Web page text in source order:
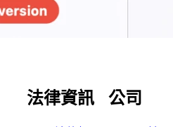
法律資訊 公司